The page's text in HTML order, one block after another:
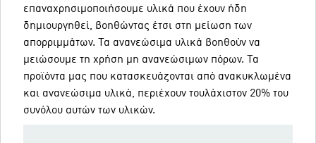
επαναχρησιμοποιήσουμε υλικά που έχουν ήδη
δημιουργηθεί, βοηθώντας έτσι στη μείωση των
απορριμμάτων. Τα ανανεώσιμα υλικά βοηθούν να
μειώσουμε τη χρήση μη ανανεώσιμων πόρων. Τα
προϊόντα μας που κατασκευάζονται από ανακυκλωμένα
και ανανεώσιμα υλικά, περιέχουν τουλάχιστον 20% του
συνόλου αυτών των υλικών.